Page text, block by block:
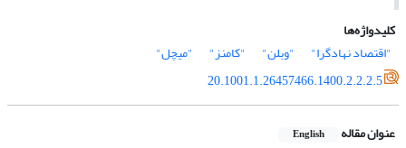
کلیدواژه‌ها
"اقتصاد نهادگرا"
"وبلن" "کامنز"
"میچل"
20.1001.1.26457466.1400.2.2.2.5
عنوان مقاله English